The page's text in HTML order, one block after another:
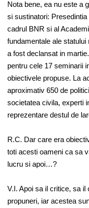
Nota bene, ea nu este a
si sustinatori:
cadrul BNR si al
fundamentale ale
a fost declansat in
pentru cele 17 seminarii
obiectivele propuse. La
aproximativ 650 de
societatea civila, experti
reprezentare destul de
R.C. Dar care era
toti acesti oameni ca sa
lucru si apoi…?
V.I. Apoi sa il critice, sa
propuneri, iar acestea